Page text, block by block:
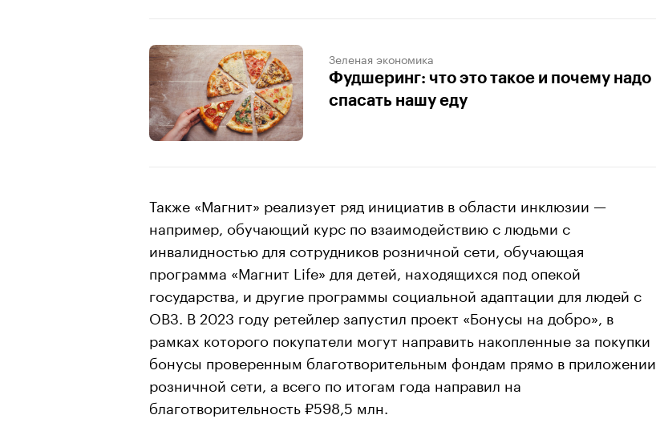
Зеленая экономика
Фудшеринг: что это такое и почему надо
спасать нашу еду
Также «Магнит» реализует ряд инициатив в области инклюзии —
например, обучающий курс по взаимодействию с людьми с
инвалидностью для сотрудников розничной сети, обучающая
программа «Магнит Life» для детей, находящихся под опекой
государства, и другие программы социальной адаптации для людей с
ОВЗ. В 2023 году ретейлер запустил проект «Бонусы на добро», в
рамках которого покупатели могут направить накопленные за покупки
бонусы проверенным благотворительным фондам прямо в приложении
розничной сети, а всего по итогам года направил на
благотворительность ₽598,5 млн.